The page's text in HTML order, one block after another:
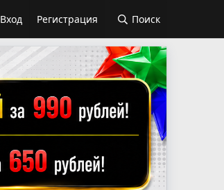
Вход Регистрация Поиск